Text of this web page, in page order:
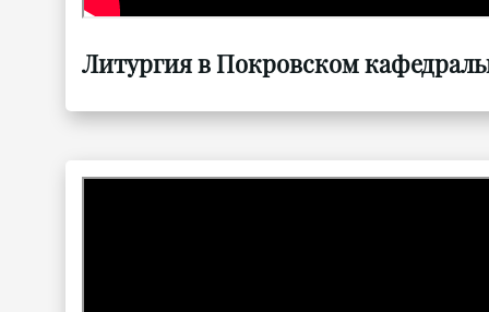
Литургия в Покровском